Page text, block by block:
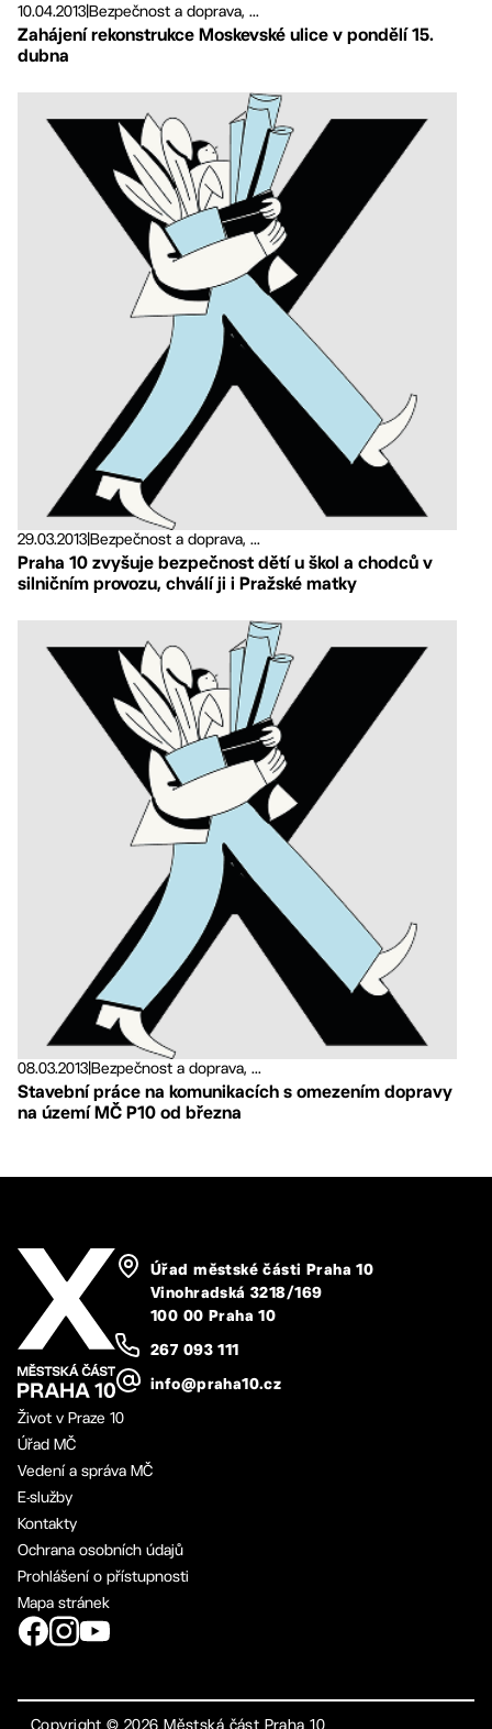
10.04.2013Bezpečnost a doprava, ...
Zahájení rekonstrukce Moskevské ulice v pondělí 15.
dubna
29.03.2013Bezpečnost a doprava, ...
Praha 10 zvyšuje bezpečnost dětí u škol a chodců v
silničním provozu, chválí ji i Pražské matky
08.03.2013Bezpečnost a doprava, ...
Stavební práce na komunikacích s omezením dopravy
na území MČ P10 od března
Úřad městské části Praha 10
Vinohradská 3218/169
100 00 Praha 10
267 093 111
info@praha10.cz
Život v Praze 10
Úřad MČ
Vedení a správa MČ
E-služby
Kontakty
Ochrana osobních údajů
Prohlášení o přístupnosti
Mapa stránek
Copyright ©2026 Městská část Praha 10